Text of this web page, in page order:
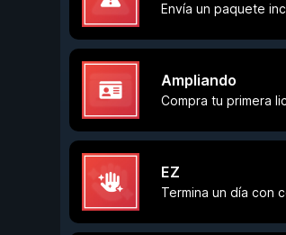
Envía un paquete
Ampliando
Compra tu primera
EZ
Termina un día con